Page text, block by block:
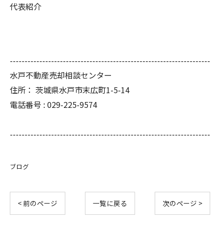
代表紹介
--------------------------------------------------------------------
水戸不動産売却相談センター
住所： 茨城県水戸市末広町1-5-14
電話番号 : 029-225-9574
--------------------------------------------------------------------
ブログ
< 前のページ 一覧に戻る 次のページ >